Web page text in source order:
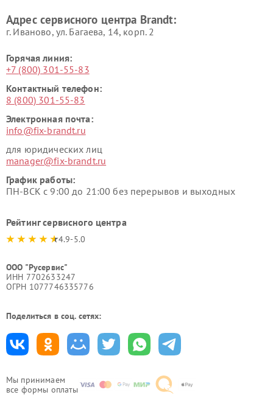
Мы принимаем
все формы оплаты
Адрес сервисного центра Brandt:
г. Иваново, ул. Багаева, 14, корп. 2
Горячая линия:
+7 (800) 301-55-83
Контактный телефон:
8 (800) 301-55-83
Электронная почта:
info@fix-brandt.ru
для юридических лиц
manager@fix-brandt.ru
График работы:
ПН-ВСК с 9:00 до 21:00 без перерывов и выходных
Рейтинг сервисного центра
4.9-5.0
ООО "Русервис"
ИНН 7702633247
ОГРН 1077746335776
Поделиться в соц. сетях: